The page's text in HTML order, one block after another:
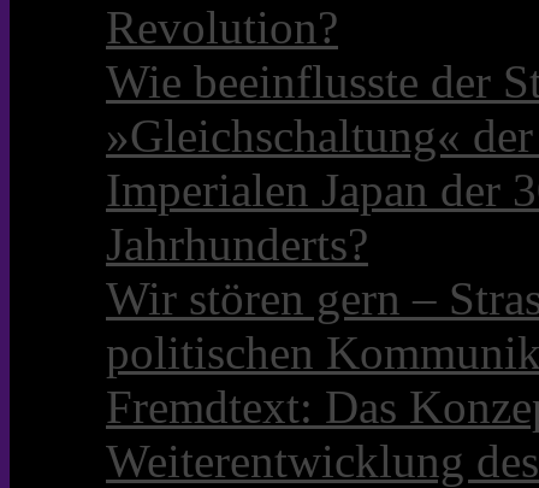
Revolution?
Wie beeinflusste der
»Gleichschaltung«
Imperialen Japan der
Jahrhunderts?
Wir stören gern –
politischen
Fremdtext: Das
Weiterentwicklung